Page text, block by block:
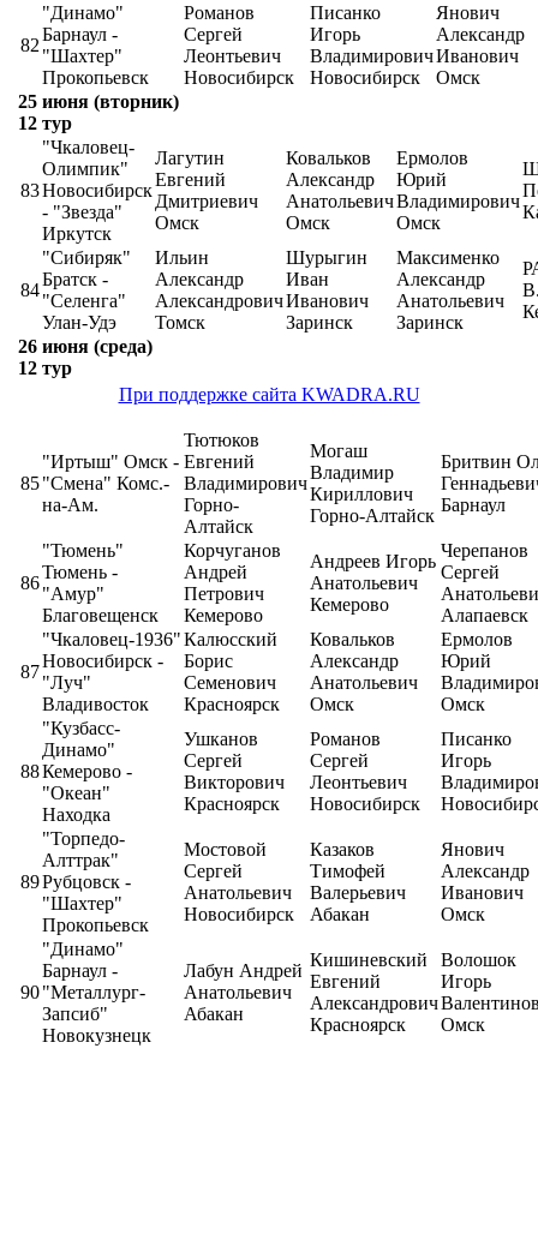
82
"Динамо"
Барнаул -
"Шахтер"
Прокопьевск
Романов
Сергей
Леонтьевич
Новосибирск
Писанко
Игорь
Владимирович
Новосибирск
Янович
Александр
Иванович
Омск
25 июня (вторник)
12 тур
83
"Чкаловец-
Олимпик"
Новосибирск
- "Звезда"
Иркутск
Лагутин
Евгений
Дмитриевич
Омск
Ковальков
Александр
Анатольевич
Омск
Ермолов
Юрий
Владимирович
Омск
84
"Сибиряк"
Братск -
"Селенга"
Улан-Удэ
Ильин
Александр
Александрович
Томск
Шурыгин
Иван
Иванович
Заринск
Максименко
Александр
Анатольевич
Заринск
26 июня (среда)
12 тур
При поддержке сайта KWADRA.RU
85
"Иртыш" Омск -
"Смена" Комс.-
на-Ам.
Тютюков
Евгений
Владимирович
Горно-
Алтайск
Могаш
Владимир
Кириллович
Горно-Алтайск
Бритвин
Барнаул
86
"Тюмень"
Тюмень -
"Амур"
Благовещенск
Корчуганов
Андрей
Петрович
Кемерово
Андреев Игорь
Анатольевич
Кемерово
Черепанов
Сергей
Алапаевск
87
"Чкаловец-1936"
Новосибирск -
"Луч"
Владивосток
Калюсский
Борис
Семенович
Красноярск
Ковальков
Александр
Анатольевич
Омск
Ермолов
Юрий
Омск
88
"Кузбасс-
Динамо"
Кемерово -
"Океан"
Находка
Ушканов
Сергей
Викторович
Красноярск
Романов
Сергей
Леонтьевич
Новосибирск
Писанко
Игорь
89
"Торпедо-
Алттрак"
Рубцовск -
"Шахтер"
Прокопьевск
Мостовой
Сергей
Анатольевич
Новосибирск
Казаков
Тимофей
Валерьевич
Абакан
Янович
Александр
Иванович
Омск
90
"Динамо"
Барнаул -
"Металлург-
Запсиб"
Новокузнецк
Лабун Андрей
Анатольевич
Абакан
Кишиневский
Евгений
Александрович
Красноярск
Волошок
Игорь
Омск